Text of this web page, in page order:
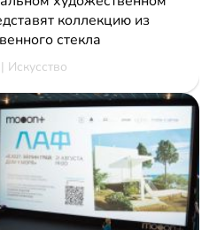
коллекцию из
стекла
Искусство